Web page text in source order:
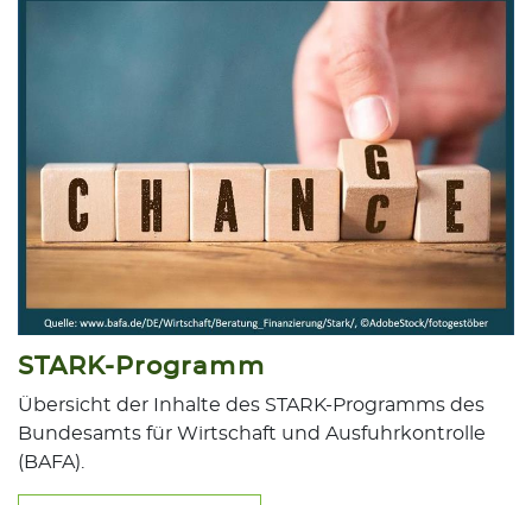
STARK-Programm
Übersicht der Inhalte des STARK-Programms des
Bundesamts für Wirtschaft und Ausfuhrkontrolle
(BAFA).